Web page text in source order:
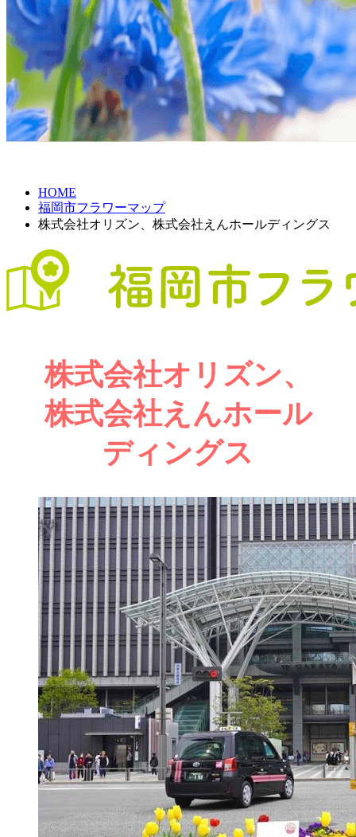
HOME
福岡市フラワーマップ
株式会社オリズン、株式会社えんホールディングス
株式会社オリズン、
株式会社えんホール
ディングス